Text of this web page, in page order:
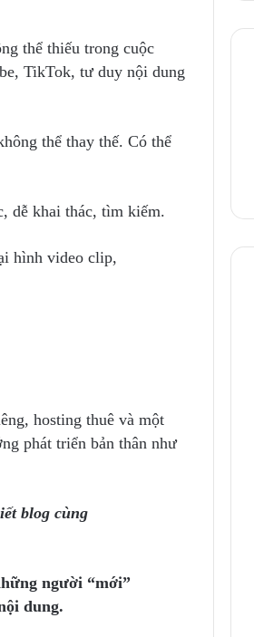
thể thiếu trong cuộc
TikTok, tư duy nội dung
thể thay thế. Có thể
dễ khai thác, tìm kiếm.
hình video clip,
hosting thuê và một
phát triển bản thân như
blog cùng
người “mới”
dung.